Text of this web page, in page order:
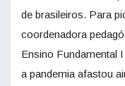
de brasileiros. Para
coordenadora
Ensino Fundamental
a pandemia afastou